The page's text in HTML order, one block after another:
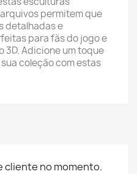
permitem que
detalhadas e
para fãs do jogo e
3D. Adicione um toque
coleção com estas
cliente no momento.